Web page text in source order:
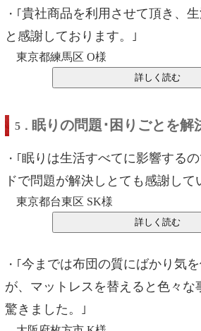
・｢ 貴社商品を利用させて頂き、
と感謝しております。
｣
東京都練馬区 O様
5． 眠りの問題･困りごとを解
・｢ 眠りは生活すべてに影響する
ドで問題が解決しとても感謝して
東京都台東区 SK様
・｢ 今までは布団の質にばかり気
が、マットレスを替えると色々な
驚きました。
｣